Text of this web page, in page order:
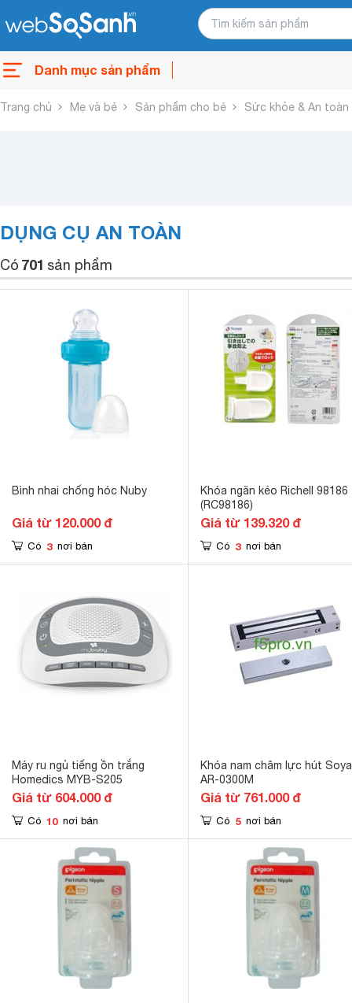
Danh mục sản phẩm
Trang chủ Mẹ và bé Sản phẩm cho bé Sức khỏe & An toàn
DỤNG CỤ AN TOÀN
Có 701 sản phẩm
Bình nhai chống hóc Nuby
Giá từ 120.000 đ
Có 3 nơi bán
Khóa ngăn kéo Richell 98186
(RC98186)
Giá từ 139.320 đ
Có 3 nơi bán
Máy ru ngủ tiếng ồn trắng
Homedics MYB-S205
Giá từ 604.000 đ
Có 10 nơi bán
Khóa nam châm lực hút
AR-0300M
Giá từ 761.000 đ
Có 5 nơi bán